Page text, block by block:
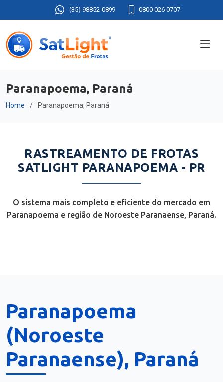
(35) 98852-0899 0800 026 0707
Paranapoema, Paraná
Home Paranapoema, Paraná
RASTREAMENTO DE FROTAS
SATLIGHT PARANAPOEMA - PR
O sistema mais completo e eficiente do mercado em
Paranapoema e região de Noroeste Paranaense, Paraná.
Paranapoema
(Noroeste
Paranaense), Paraná